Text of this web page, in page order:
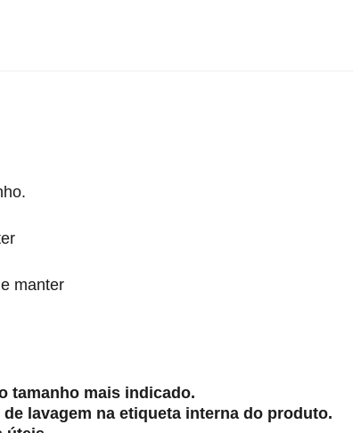
manter
tamanho mais indicado.
lavagem na etiqueta interna do produto.